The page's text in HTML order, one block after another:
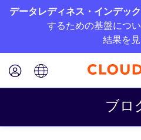
データレディネス・インデッ
するための基盤につ
結果を
ブロ